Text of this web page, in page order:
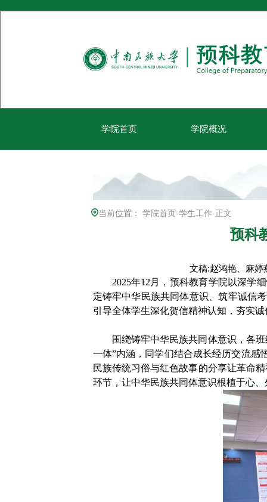
学院首页 学院概况
当前位置： 学院首页-学生工作-正文
预科
文稿:赵鸿艳、麻婷
2025年12 月，预科教育学院以深学
定铸牢中华民族共同体意识、筑牢诚信
引导全体学生深化贺信精神认知，夯实
围绕铸牢中华民族共同体意识，各
一体”内涵，同学们结合成长经历交流感
民族传统习俗与红色故事的分享让革命
环节，让中华民族共同体意识根植于心